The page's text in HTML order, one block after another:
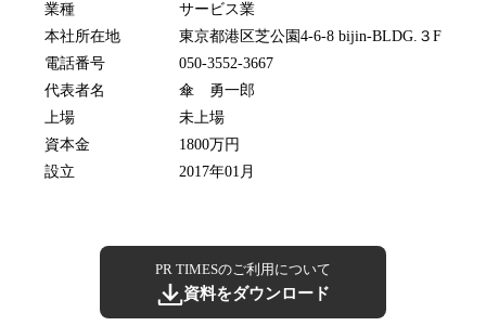
業種
サービス業
本社所在地
東京都港区芝公園4-6-8 bijin-BLDG.３F
電話番号
050-3552-3667
代表者名
傘 勇一郎
上場
未上場
資本金
1800万円
設立
2017年01月
PR TIMESのご利用について
資料をダウンロード